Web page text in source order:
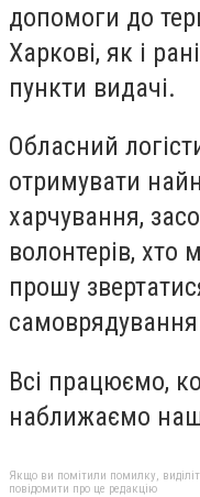
допомоги до
Харкові, як і
пункти видачі.
Обласний
отримувати
харчування,
волонтерів, хто
прошу
Всі працюємо,
наближаємо
Якщо ви помітили помилку,
повідомити про це редакцію